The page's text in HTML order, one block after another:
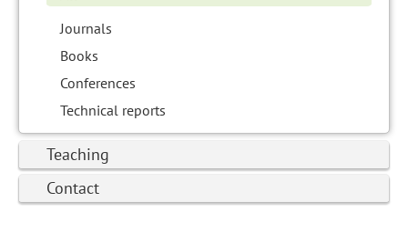
Journals
Books
Conferences
Technical reports
Teaching
Contact